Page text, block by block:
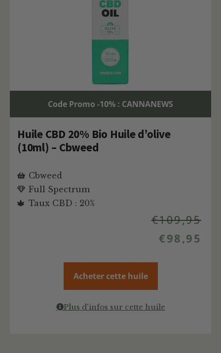
Code Promo -10% : CANNANEWS
Huile CBD 20% Bio Huile d’olive
(10ml) – Cbweed
Cbweed
Full Spectrum
Taux CBD : 20%
€109,95
€98,95
Acheter cette huile
Plus d'infos sur cette huile